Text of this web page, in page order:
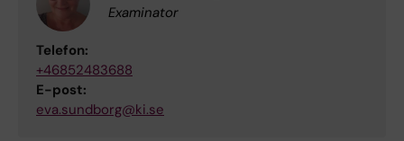
Examinator
Telefon:
+46852483688
E-post:
eva.sundborg@ki.se